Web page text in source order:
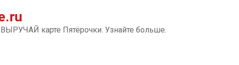
карте Пятёрочки. Узнайте больше.